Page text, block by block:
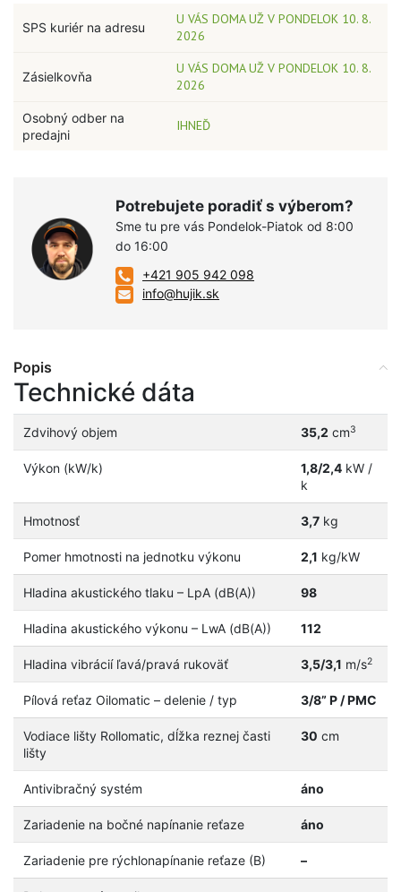
SPS kuriér na adresu
U VÁS DOMA UŽ V PONDELOK 10. 8.
2026
Zásielkovňa
U VÁS DOMA UŽ V PONDELOK 10. 8.
2026
Osobný odber na
predajni
IHNEĎ
Potrebujete poradiť s výberom?
Sme tu pre vás Pondelok-Piatok od 8:00
do 16:00
+421 905 942 098
info@hujik.sk
Popis
Technické dáta
Zdvihový objem 35,2 cm3
Výkon (kW/k) 1,8/2,4kW /
k
Hmotnosť 3,7kg
Pomer hmotnosti na jednotku výkonu 2,1 kg/kW
Hladina akustického tlaku – LpA (dB(A)) 98
Hladina akustického výkonu – LwA (dB(A)) 112
Hladina vibrácií ľavá/pravá rukoväť 3,5/3,1 m/s2
Pílová reťaz Oilomatic – delenie / typ 3/8” P / PMC
Vodiace lišty Rollomatic, dĺžka reznej časti
lišty
30 cm
Antivibračný systém áno
Zariadenie na bočné napínanie reťaze áno
Zariadenie pre rýchlonapínanie reťaze (B) –